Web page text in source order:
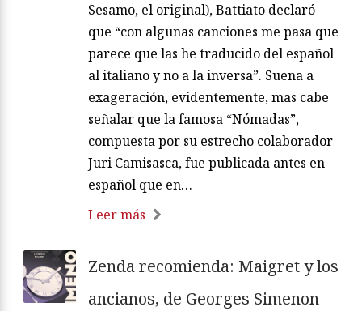
Sesamo, el original), Battiato declaró
que “con algunas canciones me pasa que
parece que las he traducido del español
al italiano y no a la inversa”. Suena a
exageración, evidentemente, mas cabe
señalar que la famosa “Nómadas”,
compuesta por su estrecho colaborador
Juri Camisasca, fue publicada antes en
español que en…
Leer más
Zenda recomienda: Maigret y los
ancianos, de Georges Simenon